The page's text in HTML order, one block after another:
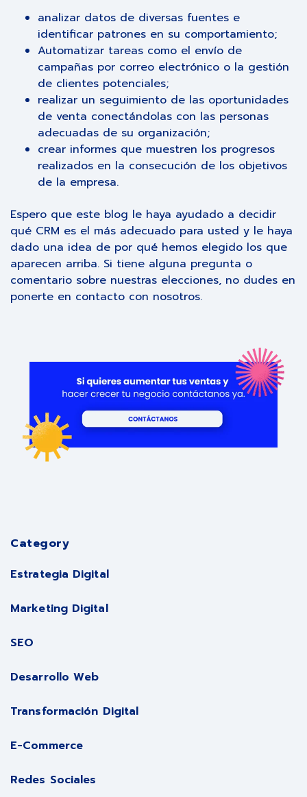
analizar datos de diversas fuentes e
identificar patrones en su comportamiento;
Automatizar tareas como el envío de
campañas por correo electrónico o la gestión
de clientes potenciales;
realizar un seguimiento de las oportunidades
de venta conectándolas con las personas
adecuadas de su organización;
crear informes que muestren los progresos
realizados en la consecución de los objetivos
de la empresa.
Espero que este blog le haya ayudado a decidir
qué CRM es el más adecuado para usted y le haya
dado una idea de por qué hemos elegido los que
aparecen arriba. Si tiene alguna pregunta o
comentario sobre nuestras elecciones, no dudes en
ponerte en contacto con nosotros.
Category
Estrategia Digital
Marketing Digital
SEO
Desarrollo Web
Transformación Digital
E-Commerce
Redes Sociales